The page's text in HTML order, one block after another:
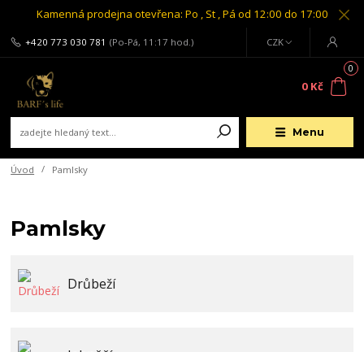
Kamenná prodejna otevřena: Po , St , Pá od 12:00 do 17:00
Menu
CZK
+420 773 030 781 (Po-Pá, 11:17 hod.)
0
0 Kč
Úvod Pamlsky
Pamlsky
Drůbeží